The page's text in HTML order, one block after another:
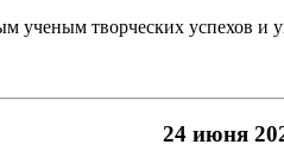
ученым творческих успехов и
24 июня